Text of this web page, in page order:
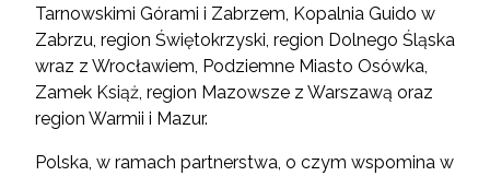
Tarnowskimi Górami i Zabrzem, Kopalnia Guido w
Zabrzu, region Świętokrzyski, region Dolnego Śląska
wraz z Wrocławiem, Podziemne Miasto Osówka,
Zamek Książ, region Mazowsze z Warszawą oraz
region Warmii i Mazur.
Polska, w ramach partnerstwa, o czym wspomina w